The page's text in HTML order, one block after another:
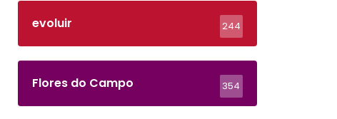
evoluir 244
Flores do Campo 354